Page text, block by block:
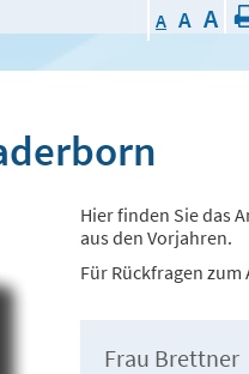
A A A
Hier finden Sie das
aus den Vorjahren.
Für Rückfragen
Frau Brettner